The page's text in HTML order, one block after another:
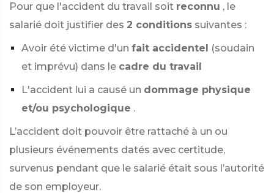
Pour que l'accident du travail soit reconnu , le
salarié doit justifier des 2 conditions suivantes :
Avoir été victime d'un fait accidentel (soudain
et imprévu) dans le cadre du travail
L'accident lui a causé un dommage physique
et/ou psychologique .
L’accident doit pouvoir être rattaché à un ou
plusieurs événements datés avec certitude,
survenus pendant que le salarié était sous l’autorité
de son employeur.